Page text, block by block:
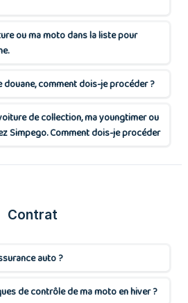
ou ma moto dans la liste pour
douane, comment dois-je procéder ?
de collection, ma youngtimer ou
Simpego. Comment dois-je procéder
Contrat
auto ?
de contrôle de ma moto en hiver ?